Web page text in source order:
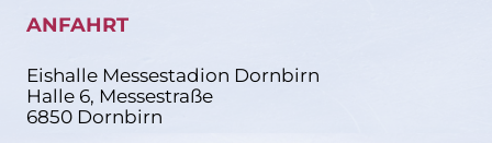
ANFAHRT
Eishalle Messestadion Dornbirn
Halle 6, Messestraße
6850 Dornbirn